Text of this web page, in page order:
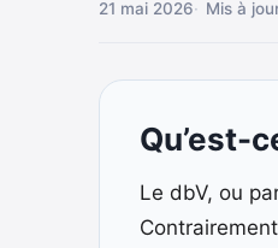
21 mai 2026 Mis à
Qu’est-
Le dbV, ou